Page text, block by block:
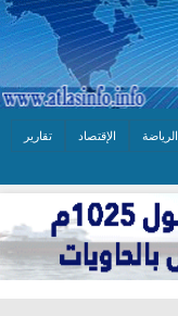
الرياضة الإقتصاد تقارير